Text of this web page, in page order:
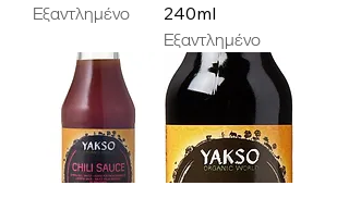
Εξαντλημένο
240ml
Εξαντλημένο